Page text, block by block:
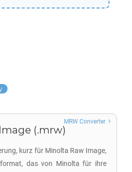
(.mrw)
kurz für Minolta Raw Image,
das von Minolta für ihre
MRW Converter